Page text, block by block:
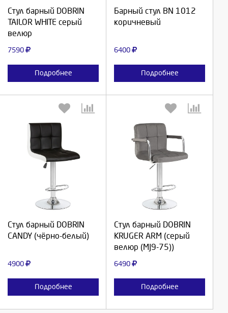
Стул барный DOBRIN
TAILOR WHITE серый
велюр
7590
Подробнее
Продолжить
Барный стул BN 1012
коричневый
6400
Подробнее
Продолжить
Стул барный DOBRIN
CANDY (чёрно-белый)
4900
Подробнее
Продолжить
Стул барный DOBRIN
KRUGER ARM (серый
велюр (MJ9-75))
6490
Подробнее
Продолжить
Отмена